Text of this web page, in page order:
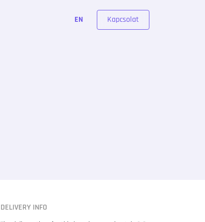
EN Kapcsolat
DELIVERY INFO